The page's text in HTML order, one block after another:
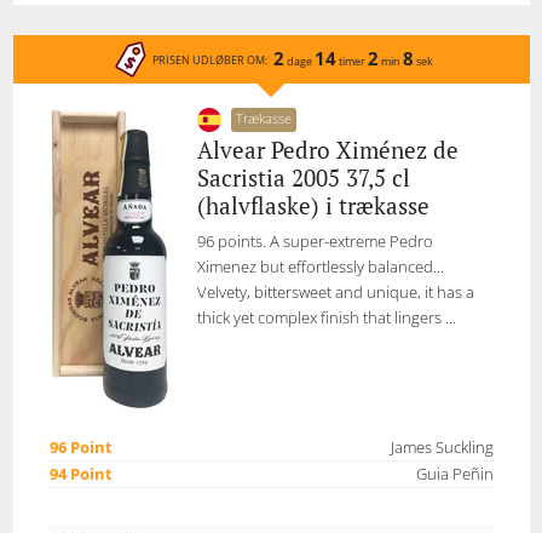
PRISEN UDLØBER OM: 2 dage 14timer2 min 8 sek
Trækasse
Alvear Pedro Ximénez de
Sacristia 2005 37,5 cl
(halvflaske) i trækasse
96 points. A super-extreme Pedro
Ximenez but effortlessly balanced...
Velvety, bittersweet and unique, it has a
thick yet complex finish that lingers ...
96 Point
James Suckling
94 Point
Guia Peñin